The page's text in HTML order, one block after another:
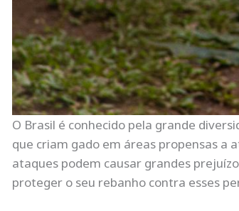
O Brasil é conhecido pela grande
que criam gado em áreas propensas a
ataques podem causar grandes
proteger o seu rebanho contra esses